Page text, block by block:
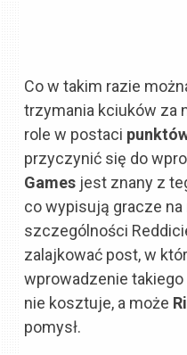
Co w takim razie
trzymania kciuków za
role w postaci
przyczynić się do
Games jest znany z
co wypisują gracze
szczególności
zalajkować post, w
wprowadzenie
nie kosztuje, a może
pomysł.